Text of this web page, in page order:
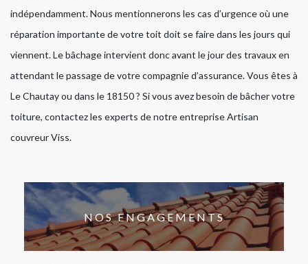
indépendamment. Nous mentionnerons les cas d’urgence où une
réparation importante de votre toit doit se faire dans les jours qui
viennent. Le bâchage intervient donc avant le jour des travaux en
attendant le passage de votre compagnie d’assurance. Vous êtes à
Le Chautay ou dans le 18150 ? Si vous avez besoin de bâcher votre
toiture, contactez les experts de notre entreprise Artisan
couvreur Viss.
NOS ENGAGEMENTS